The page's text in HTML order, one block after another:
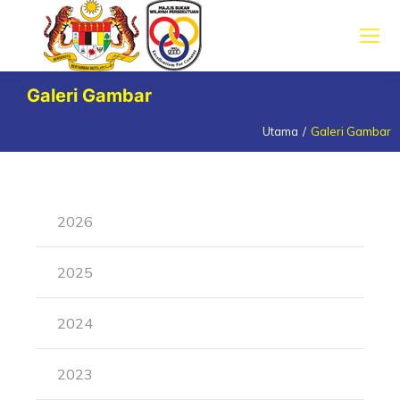
Galeri Gambar
Utama Galeri Gambar
2026
2025
2024
2023